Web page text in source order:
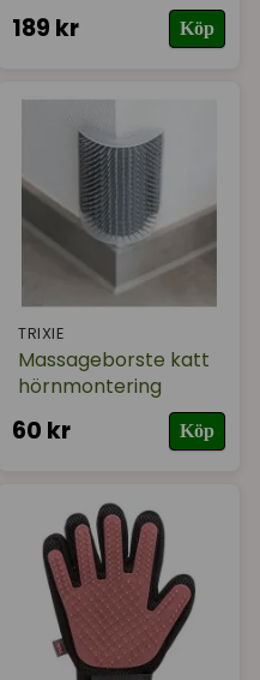
189 kr Köp
TRIXIE
Massageborste katt
hörnmontering
60 kr Köp